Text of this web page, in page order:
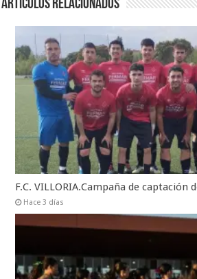
Artículos relacionados
F.C. VILLORIA.Campaña de captación
Hace 3 días